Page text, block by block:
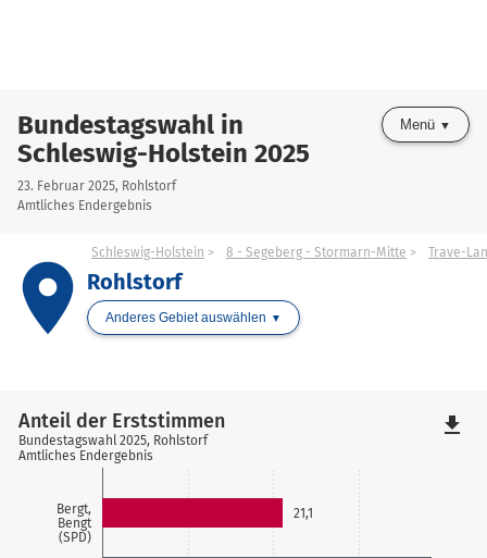
Bundestagswahl in
Schleswig-Holstein 2025
23. Februar 2025, Rohlstorf
Amtliches Endergebnis
Menü
place
Schleswig-Holstein 8 - Segeberg - Stormarn-Mitte Trave-
Rohlstorf
Anderes Gebiet auswählen
Bergt,
Bengt
(SPD)
21,1
Anteil der Erststimmen
Bundestagswahl 2025, Rohlstorf
Amtliches Endergebnis
file_download